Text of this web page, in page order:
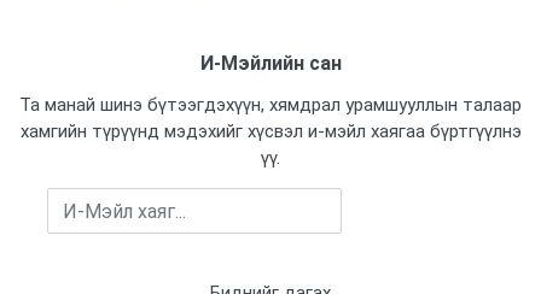
И-Мэйлийн сан
Та манай шинэ бүтээгдэхүүн, хямдрал урамшууллын талаар
хамгийн түрүүнд мэдэхийг хүсвэл и-мэйл хаягаа бүртгүүлнэ
үү.